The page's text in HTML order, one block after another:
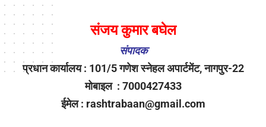
संजय कुमार बघेल
संपादक
प्रधान कार्यालय : 101/5 गणेश स्नेहल अपार्टमेंट, नागपुर-22
मोबाइल : 7000427433
ईमेल : rashtrabaan@gmail.com